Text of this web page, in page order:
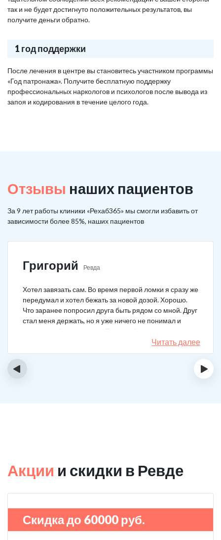
так и не будет достигнуто положительных результатов, вы
получите деньги обратно.
1 год поддержки
После лечения в центре вы становитесь участником программы
«Год патронажа». Получите бесплатную поддержку
профессиональных наркологов и психологов после вывода из
запоя и кодирования в течение целого года.
Отзывы наших пациентов
За 9 лет работы клиники «Рехаб365» мы смогли избавить от
зависимости более 85%, наших пациентов
Григорий Ревда
Хотел завязать сам. Во время первой ломки я сразу же
передумал и хотел бежать за новой дозой. Хорошо.
Что заранее попросил друга быть рядом со мной. Друг
стал меня держать, но я уже ничего не понимал и
начал силой вырываться. Тогда мой товарищ просто
связан меня и позвонил в клинику. На дом приехал
нарколог, мне сделали какую-то капельницу, после
для прохождения курса реабилитации, так я и сделал.
Читать далее
‹ ›
Акции и скидки в Ревде
Скидка до 60000 руб.